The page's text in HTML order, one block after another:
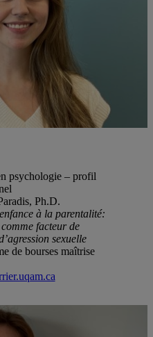
psychologie – profil
Ph.D.
à la parentalité:
facteur de
sexuelle
de bourses maîtrise